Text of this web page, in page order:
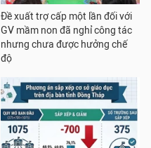
Đề xuất trợ cấp một lần đối với
GV mầm non đã nghỉ công tác
nhưng chưa được hưởng chế
độ